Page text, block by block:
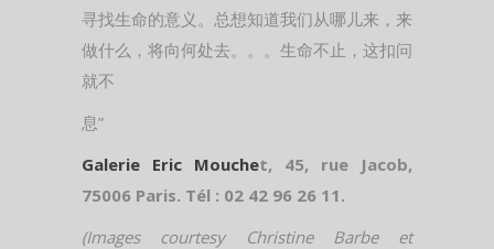
寻找生命的意义。总想知道我们从哪儿来，来
做什么，将向何处去。。。生命不止，这扣问
就不
息”
Galerie Eric Mouchet, 45, rue Jacob,
75006 Paris. Tél : 02 42 96 26 11.
(Images courtesy Christine Barbe et